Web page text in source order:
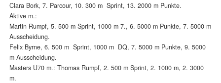
Clara Bork, 7. Parcour, 10. 300 m Sprint, 13. 2000 m Punkte.
Aktive m.:
Martin Rumpf, 5. 500 m Sprint, 1000 m 7., 6. 5000 m Punkte, 7. 5000 m
Ausscheidung.
Felix Byrne, 6. 500 m Sprint, 1000 m DQ, 7. 5000 m Punkte, 9. 5000
m Ausscheidung.
Masters U70 m.: Thomas Rumpf, 2. 500 m Sprint, 2. 1000 m, 2. 3000
m.